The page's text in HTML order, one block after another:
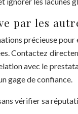
par les
précieuse
Contactez
avec le
gage de confiance.
vérifier sa